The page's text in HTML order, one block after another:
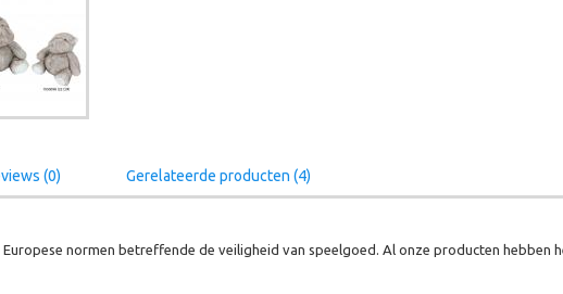
(0) Gerelateerde producten (4)
normen betreffende de veiligheid van speelgoed. Al onze producten hebben